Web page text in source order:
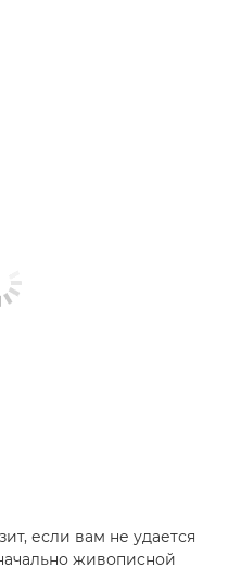
если вам не удается
живописной